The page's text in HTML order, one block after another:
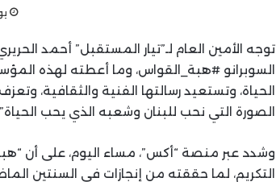
توجه الأمين العام لـ”تيار المستقبل” أحمد
السوبرانو #هبة_القواس، وما أعطته لهذه
الحياة، وتستعيد رسالتها الفنية والثقافية،
الصورة التي نحب للبنان وشعبه الذي يحب
وشدد عبر منصة “أكس”، مساء اليوم، على أن
التكريم، لما حققته من إنجازات في السنتين